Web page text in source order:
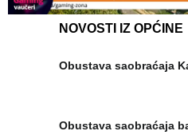
NOVOSTI IZ OPĆINE
Obustava saobraćaja
Obustava saobraćaja